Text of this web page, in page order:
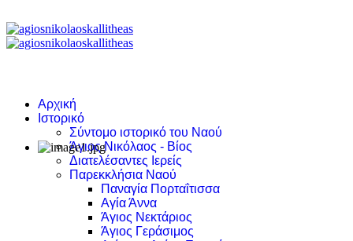
Αρχική
Ιστορικό
Σύντομο ιστορικό του Ναού
Άγιος Νικόλαος - Βίος
Διατελέσαντες Ιερείς
Παρεκκλήσια Ναού
Παναγία Πορταΐτισσα
Αγία Άννα
Άγιος Νεκτάριος
Άγιος Γεράσιμος